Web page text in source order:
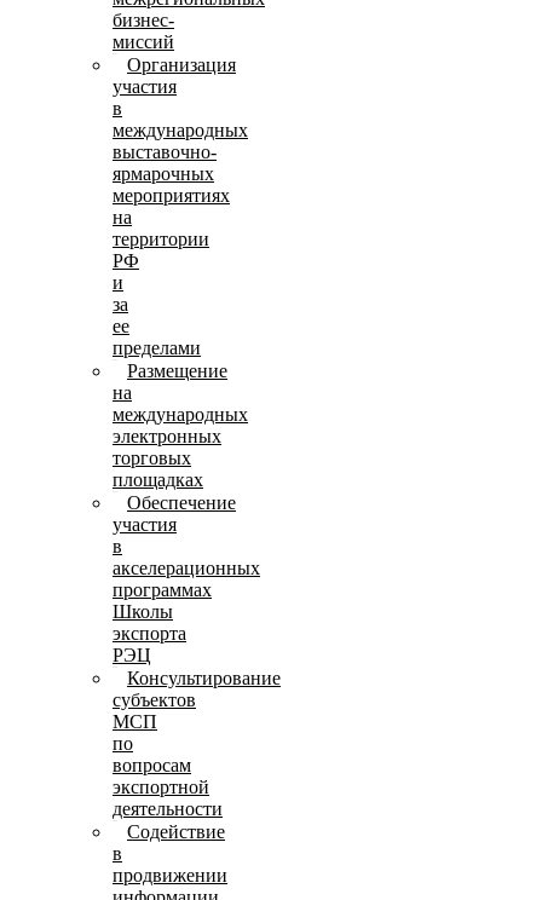
бизнес-
миссий
Организация
участия
в
международных
выставочно-
ярмарочных
мероприятиях
на
территории
РФ
и
за
ее
пределами
Размещение
на
международных
электронных
торговых
площадках
Обеспечение
участия
в
акселерационных
программах
Школы
экспорта
РЭЦ
Консультирование
субъектов
МСП
по
вопросам
экспортной
деятельности
Содействие
в
продвижении